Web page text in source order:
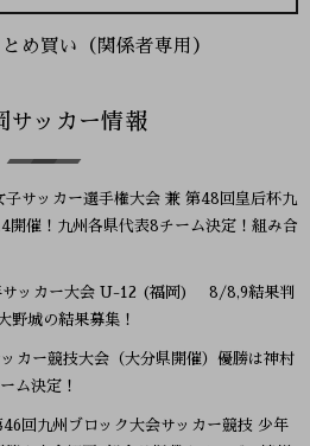
め買い（関係者専用）
サッカー情報
サッカー選手権大会 兼 第48回皇后杯九
開催！九州各県代表8チーム決定！組み合
サッカー大会 U-12 (福岡) 8/8,9結果判
野城の結果募集！
カー競技大会（大分県開催）優勝は神村
ム決定！
回九州ブロック大会サッカー競技 少年